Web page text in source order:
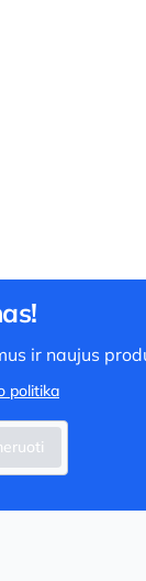
ir naujus
politika